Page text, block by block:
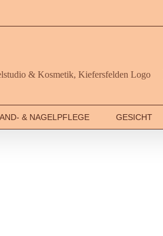
& NAGELPFLEGE GESICHT